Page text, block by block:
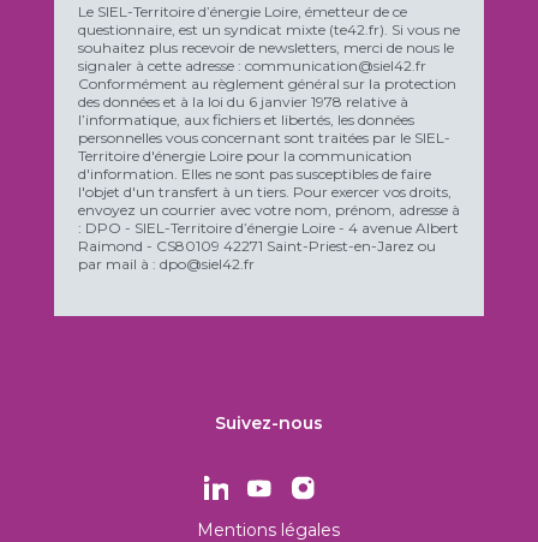
Le SIEL-Territoire d’énergie Loire, émetteur de ce
questionnaire, est un syndicat mixte (te42.fr). Si vous ne
souhaitez plus recevoir de newsletters, merci de nous le
signaler à cette adresse : communication@siel42.fr
Conformément au règlement général sur la protection
des données et à la loi du 6 janvier 1978 relative à
l’informatique, aux fichiers et libertés, les données
personnelles vous concernant sont traitées par le SIEL-
Territoire d'énergie Loire pour la communication
d'information. Elles ne sont pas susceptibles de faire
l'objet d'un transfert à un tiers. Pour exercer vos droits,
envoyez un courrier avec votre nom, prénom, adresse à
: DPO - SIEL-Territoire d’énergie Loire - 4 avenue Albert
Raimond - CS80109 42271 Saint-Priest-en-Jarez ou
par mail à : dpo@siel42.fr
Suivez-nous
Mentions légales